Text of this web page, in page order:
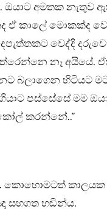
අමතක නැතුව
ඒ කාලේ මොකක්ද
වෙද්දි
නෑ අයියේ.
බලාගෙන හිටියට
පස්සේසේ මම
කරන්නේ..”
කොහොමටත්
සහගත හඬින්ය.